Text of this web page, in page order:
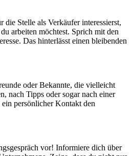
Stelle als Verkäufer interessierst,
arbeiten möchtest. Sprich mit den
Das hinterlässt einen bleibenden
oder Bekannte, die vielleicht
nach Tipps oder sogar nach einer
persönlicher Kontakt den
vor! Informiere dich über